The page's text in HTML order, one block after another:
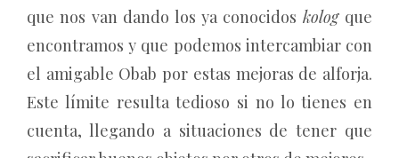
que nos van dando los ya conocidos kolog que
encontramos y que podemos intercambiar con
el amigable Obab por estas mejoras de alforja.
Este límite resulta tedioso si no lo tienes en
cuenta, llegando a situaciones de tener que